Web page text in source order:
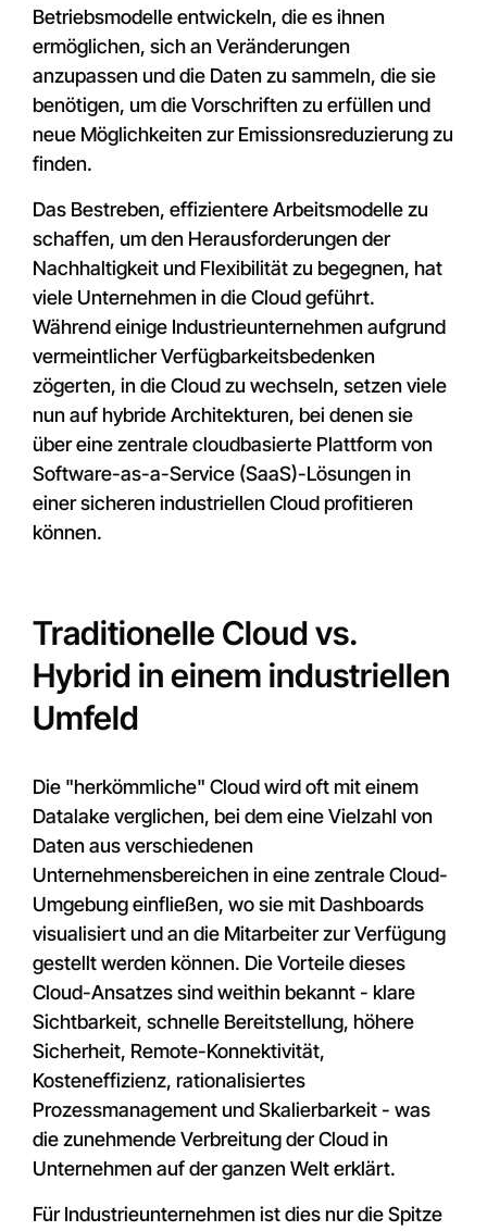
Betriebsmodelle entwickeln, die es ihnen
ermöglichen, sich an Veränderungen
anzupassen und die Daten zu sammeln, die sie
benötigen, um die Vorschriften zu erfüllen und
neue Möglichkeiten zur Emissionsreduzierung zu
finden.
Das Bestreben, effizientere Arbeitsmodelle zu
schaffen, um den Herausforderungen der
Nachhaltigkeit und Flexibilität zu begegnen, hat
viele Unternehmen in die Cloud geführt.
Während einige Industrieunternehmen aufgrund
vermeintlicher Verfügbarkeitsbedenken
zögerten, in die Cloud zu wechseln, setzen viele
nun auf hybride Architekturen, bei denen sie
über eine zentrale cloudbasierte Plattform von
Software-as-a-Service (SaaS)-Lösungen in
einer sicheren industriellen Cloud profitieren
können.
Traditionelle Cloud vs.
Hybrid in einem industriellen
Umfeld
Die "herkömmliche" Cloud wird oft mit einem
Datalake verglichen, bei dem eine Vielzahl von
Daten aus verschiedenen
Unternehmensbereichen in eine zentrale Cloud-
Umgebung einfließen, wo sie mit Dashboards
visualisiert und an die Mitarbeiter zur Verfügung
gestellt werden können. Die Vorteile dieses
Cloud-Ansatzes sind weithin bekannt - klare
Sichtbarkeit, schnelle Bereitstellung, höhere
Sicherheit, Remote-Konnektivität,
Kosteneffizienz, rationalisiertes
Prozessmanagement und Skalierbarkeit - was
die zunehmende Verbreitung der Cloud in
Unternehmen auf der ganzen Welt erklärt.
Für Industrieunternehmen ist dies nur die Spitze